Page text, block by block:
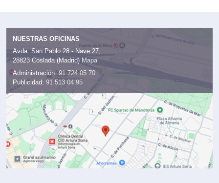
NUESTRAS OFICINAS
Avda. San Pablo 28 - Nave 27,
28823 Coslada (Madrid) Mapa
Administración: 91 724 05 70
Publicidad: 91 513 04 95